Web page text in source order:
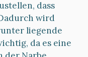
dass
wird
liegende
da es eine